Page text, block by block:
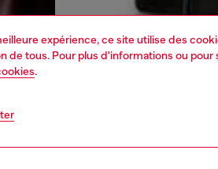
expérience, ce site utilise des
de tous. Pour plus d'informations ou
.